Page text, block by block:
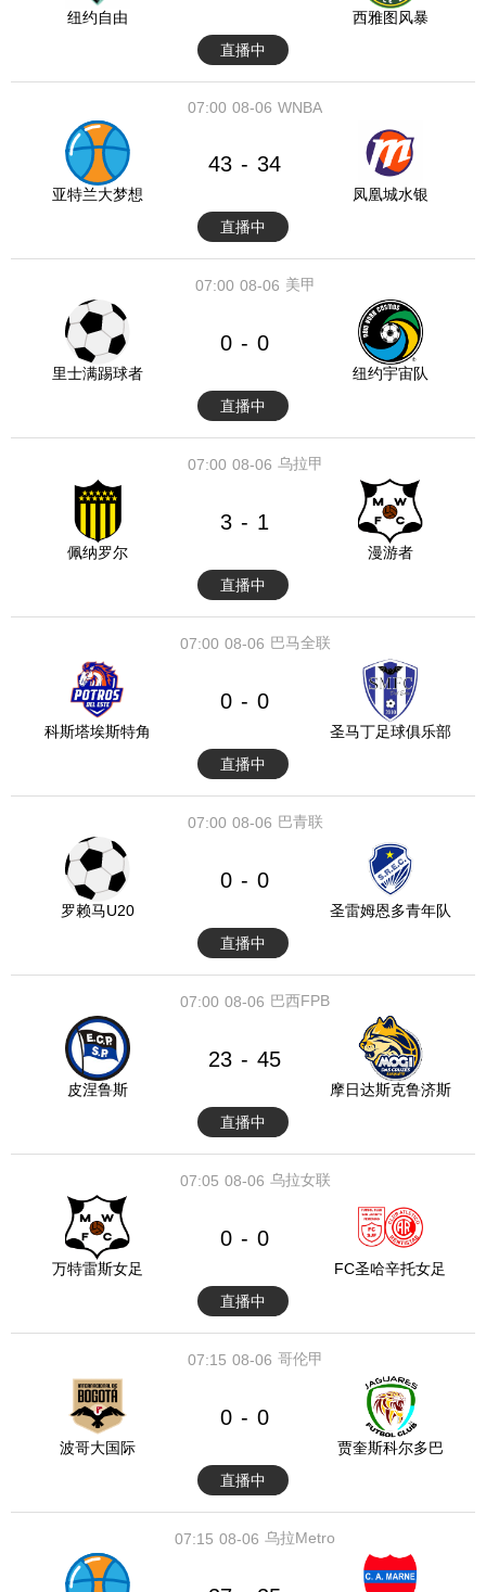
纽约自由
西雅图风暴
直播中
08-06
07:00 WNBA
亚特兰大梦想
43 - 34
凤凰城水银
直播中
08-06
07:00 美甲
里士满踢球者
0 - 0
纽约宇宙队
直播中
08-06
07:00 乌拉甲
佩纳罗尔
3 - 1
漫游者
直播中
08-06
07:00 巴马全联
科斯塔埃斯特角
0 - 0
圣马丁足球俱乐部
直播中
08-06
07:00 巴青联
罗赖马U20
0 - 0
圣雷姆恩多青年队
直播中
08-06
07:00 巴西FPB
皮涅鲁斯
23 - 45
摩日达斯克鲁济斯
直播中
08-06
07:05 乌拉女联
万特雷斯女足
0 - 0
FC圣哈辛托女足
直播中
08-06
07:15 哥伦甲
波哥大国际
0 - 0
贾奎斯科尔多巴
直播中
08-06
07:15 乌拉Metro